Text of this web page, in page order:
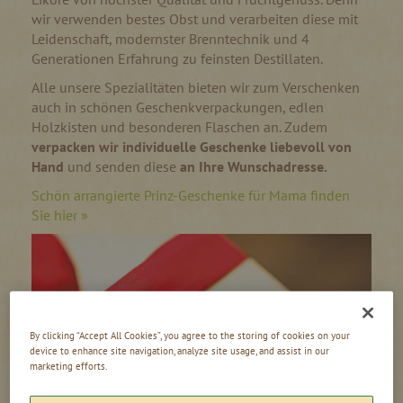
wir verwenden bestes Obst und verarbeiten diese mit
Leidenschaft, modernster Brenntechnik und 4
Generationen Erfahrung zu feinsten Destillaten.
Alle unsere Spezialitäten bieten wir zum Verschenken
auch in schönen Geschenkverpackungen, edlen
Holzkisten und besonderen Flaschen an. Zudem
verpacken wir individuelle Geschenke liebevoll von
Hand und senden diese an Ihre Wunschadresse.
Schön arrangierte Prinz-Geschenke für Mama finden
Sie hier »
By clicking “Accept All Cookies”, you agree to the storing of cookies on your
device to enhance site navigation, analyze site usage, and assist in our
marketing efforts.